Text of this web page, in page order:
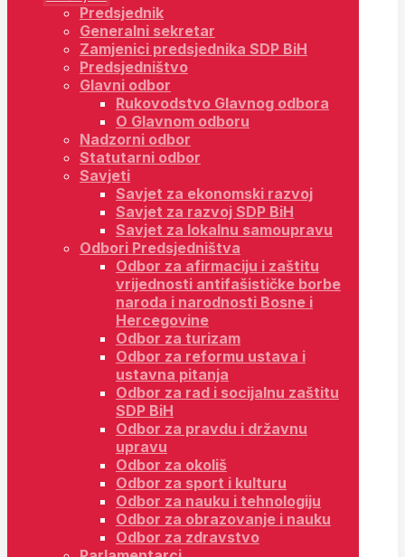
Predsjednik
Generalni sekretar
Zamjenici predsjednika SDP BiH
Predsjedništvo
Glavni odbor
Rukovodstvo Glavnog odbora
O Glavnom odboru
Nadzorni odbor
Statutarni odbor
Savjeti
Savjet za ekonomski razvoj
Savjet za razvoj SDP BiH
Savjet za lokalnu samoupravu
Odbori Predsjedništva
Odbor za afirmaciju i zaštitu
vrijednosti antifašističke borbe
naroda i narodnosti Bosne i
Hercegovine
Odbor za turizam
Odbor za reformu ustava i
ustavna pitanja
Odbor za rad i socijalnu zaštitu
SDP BiH
Odbor za pravdu i državnu
upravu
Odbor za okoliš
Odbor za sport i kulturu
Odbor za nauku i tehnologiju
Odbor za obrazovanje i nauku
Odbor za zdravstvo